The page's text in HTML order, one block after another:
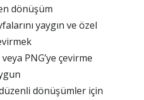
dönüşüm
yaygın ve özel
PNG’ye çevirme
dönüşümler için